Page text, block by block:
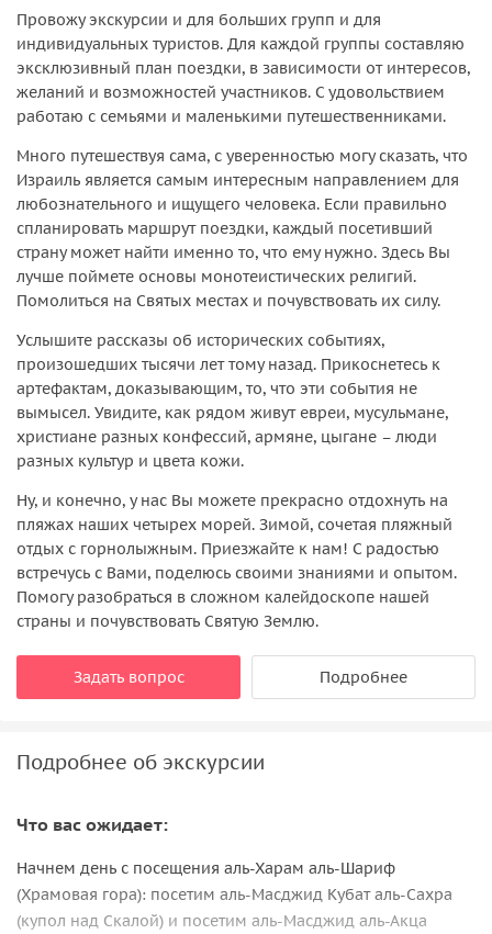
Провожу экскурсии и для больших групп и для
индивидуальных туристов. Для каждой группы составляю
эксклюзивный план поездки, в зависимости от интересов,
желаний и возможностей участников. С удовольствием
работаю с семьями и маленькими путешественниками.
Много путешествуя сама, с уверенностью могу сказать, что
Израиль является самым интересным направлением для
любознательного и ищущего человека. Если правильно
спланировать маршрут поездки, каждый посетивший
страну может найти именно то, что ему нужно. Здесь Вы
лучше поймете основы монотеистических религий.
Помолиться на Святых местах и почувствовать их силу.
Услышите рассказы об исторических событиях,
произошедших тысячи лет тому назад. Прикоснетесь к
артефактам, доказывающим, то, что эти события не
вымысел. Увидите, как рядом живут евреи, мусульмане,
христиане разных конфессий, армяне, цыгане – люди
разных культур и цвета кожи.
Ну, и конечно, у нас Вы можете прекрасно отдохнуть на
пляжах наших четырех морей. Зимой, сочетая пляжный
отдых с горнолыжным. Приезжайте к нам! С радостью
встречусь с Вами, поделюсь своими знаниями и опытом.
Помогу разобраться в сложном калейдоскопе нашей
страны и почувствовать Святую Землю.
Задать вопрос Подробнее
Подробнее об экскурсии
Что вас ожидает:
Начнем день с посещения аль-Харам аль-Шариф
(Храмовая гора): посетим аль-Масджид Кубат аль-Сахра
(купол над Скалой) и посетим аль-Масджид аль-Акца